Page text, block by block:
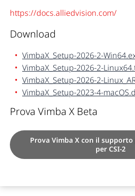
https://docs.alliedvision.com/
Download
VimbaX_Setup-2026-2-
VimbaX_Setup-2026-2-
VimbaX_Setup-2026-2-
VimbaX_Setup-2023-4-
Prova Vimba X Beta
Prova Vimba X con il supporto
per CSI-2